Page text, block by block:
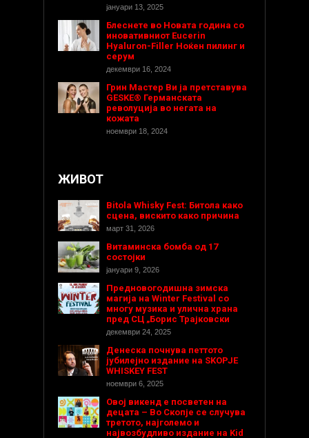
јануари 13, 2025
Блеснете во Новата година со
иновативниот Eucerin
Hyaluron-Filler Ноќен пилинг и
серум
декември 16, 2024
Грин Мастер Ви ја претставува
GESKE® Германската
револуција во негата на
кожата
ноември 18, 2024
ЖИВОТ
Bitola Whisky Fest: Битола како
сцена, вискито како причина
март 31, 2026
Витаминска бомба од 17
состојки
јануари 9, 2026
Предновогодишнa зимска
магија на Winter Festival со
многу музика и улична храна
пред СЦ „Борис Трајковски
декември 24, 2025
Денеска почнува петтото
јубилејно издание на SKOPJE
WHISKEY FEST
ноември 6, 2025
Овој викенд е посветен на
децата – Во Скопје се случува
третото, најголемо и
највозбудливо издание на Kid